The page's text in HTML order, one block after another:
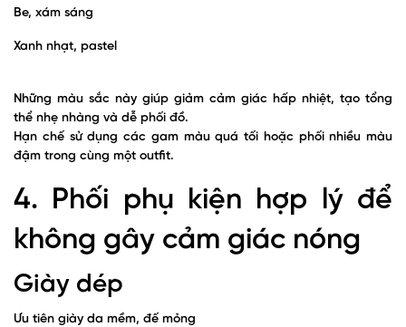
Be, xám sáng
Xanh nhạt, pastel
Những màu sắc này giúp giảm cảm giác hấp nhiệt, tạo tổng
thể nhẹ nhàng và dễ phối đồ.
Hạn chế sử dụng các gam màu quá tối hoặc phối nhiều màu
đậm trong cùng một outfit.
4. Phối phụ kiện hợp lý để
không gây cảm giác nóng
Giày dép
Ưu tiên giày da mềm, đế mỏng